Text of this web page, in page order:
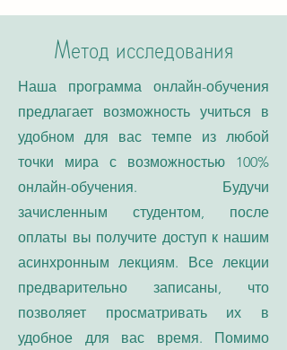
Метод исследования
Наша программа онлайн-обучения
предлагает возможность учиться в
удобном для вас темпе из любой
точки мира с возможностью 100%
онлайн-обучения. Будучи
зачисленным студентом, после
оплаты вы получите доступ к нашим
асинхронным лекциям. Все лекции
предварительно записаны, что
позволяет просматривать их в
удобное для вас время. Помимо